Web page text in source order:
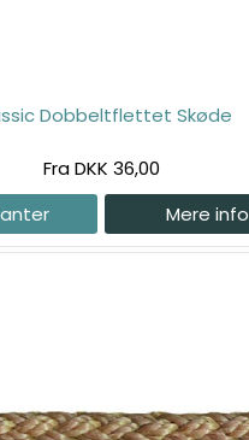
Dobbeltflettet Skøde
Fra DKK 36,00
Mere info